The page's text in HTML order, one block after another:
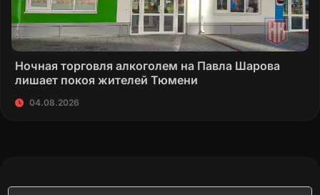
Ночная торговля алкоголем на Павла Шарова
лишает покоя жителей Тюмени
04.08.2026